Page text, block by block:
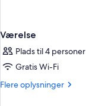
Værelse
Plads til 4 personer
Gratis Wi-Fi
Flere oplysninger
Flere